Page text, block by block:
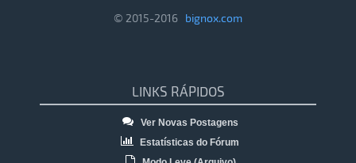
© 2015-2016 bignox.com
LINKS RÁPIDOS
Ver Novas Postagens
Estatísticas do Fórum